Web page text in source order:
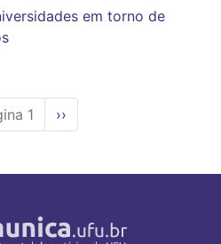
em torno de
1
Próxima
página
››